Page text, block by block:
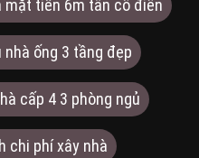
mặt tiền 6m tân cổ điển
nhà ống 3 tầng đẹp
cấp 4 3 phòng ngủ
chi phí xây nhà